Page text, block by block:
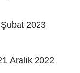
2023
Aralık 2022